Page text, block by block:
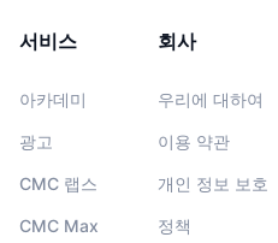
서비스
아카데미
광고
CMC 랩스
CMC Max
회사
우리에 대하여
이용 약관
개인 정보 보호
정책